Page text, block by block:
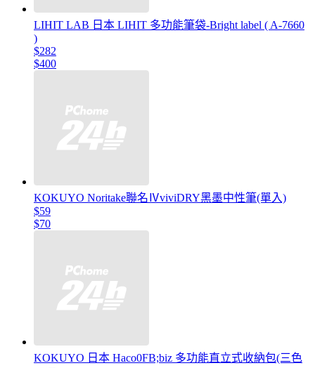
LIHIT LAB 日本 LIHIT 多功能筆袋-Bright label ( A-7660
)
$282
$400
KOKUYO Noritake聯名ⅣviviDRY黑墨中性筆(單入)
$59
$70
KOKUYO 日本 Haco0FB;biz 多功能直立式收納包(三色